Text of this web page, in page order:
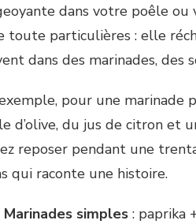
dans votre poêle ou
toute particulières : elle
dans des marinades, des
pour une marinade
d’olive, du jus de citron et
reposer pendant une
qui raconte une histoire.
Marinades simples : paprika